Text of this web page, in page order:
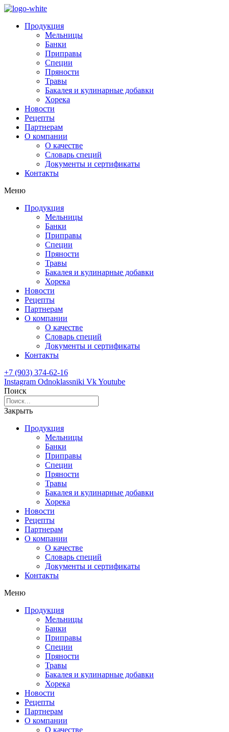
Продукция
Мельницы
Банки
Приправы
Специи
Пряности
Травы
Бакалея и кулинарные добавки
Хорека
Новости
Рецепты
Партнерам
О компании
О качестве
Словарь специй
Документы и сертификаты
Контакты
Меню
Продукция
Мельницы
Банки
Приправы
Специи
Пряности
Травы
Бакалея и кулинарные добавки
Хорека
Новости
Рецепты
Партнерам
О компании
О качестве
Словарь специй
Документы и сертификаты
Контакты
+7 (903) 374-62-16
Instagram Odnoklassniki VkYoutube
Поиск
Закрыть
Продукция
Мельницы
Банки
Приправы
Специи
Пряности
Травы
Бакалея и кулинарные добавки
Хорека
Новости
Рецепты
Партнерам
О компании
О качестве
Словарь специй
Документы и сертификаты
Контакты
Меню
Продукция
Мельницы
Банки
Приправы
Специи
Пряности
Травы
Бакалея и кулинарные добавки
Хорека
Новости
Рецепты
Партнерам
О компании
О качестве